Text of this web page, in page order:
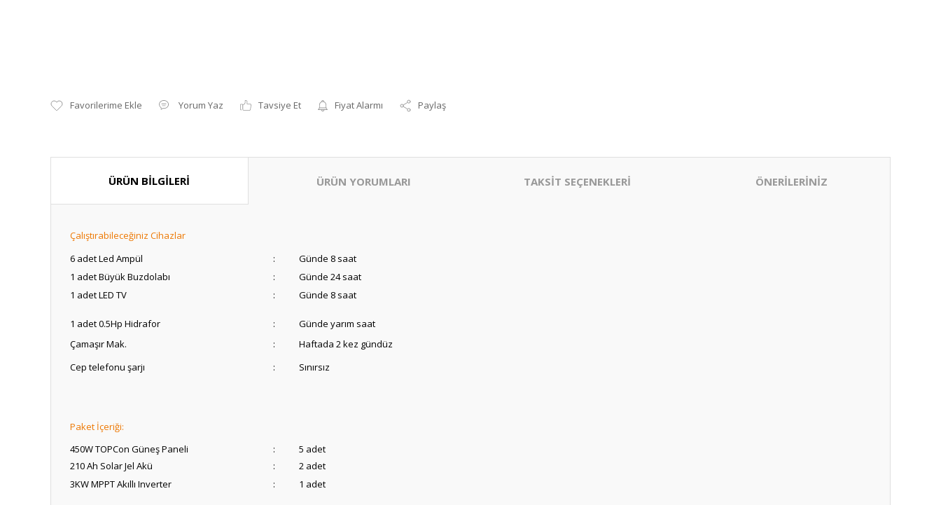
Yorum Yaz Tavsiye Et Fiyat Alarmı Paylaş
ÜRÜN BİLGİLERİ ÜRÜN YORUMLARI TAKSİT SEÇENEKLERİ ÖNERİLERİNİZ
Çalıştırabileceğiniz Cihazlar
6 adet Led Ampül
:
Günde 8 saat
1 adet Büyük Buzdolabı
:
Günde 24 saat
1 adet LED TV
: Günde 8 saat
1 adet 0.5Hp Hidrafor :
Günde yarım saat
Çamaşır Mak.
:
Haftada 2 kez gündüz
Cep telefonu şarjı
: Sınırsız
Paket İçeriği:
450W TOPCon Güneş Paneli
:
5 adet
210 Ah Solar Jel Akü
:
2 adet
3KW MPPT Akıllı Inverter
: 1 adet